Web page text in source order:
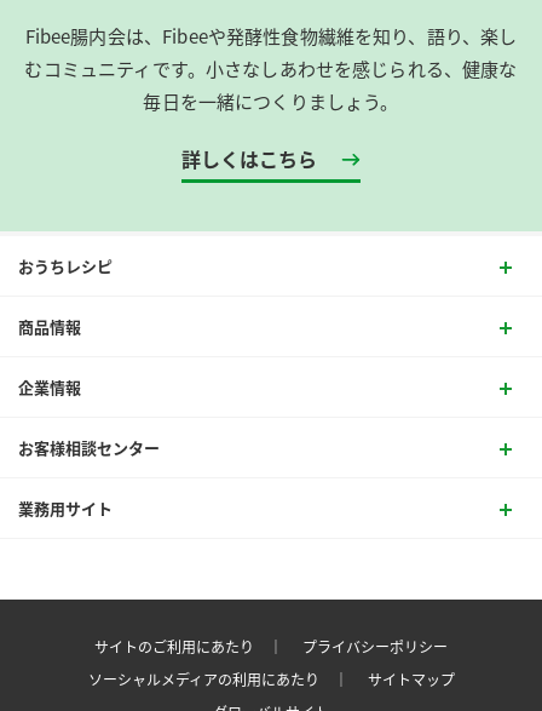
Fibee腸内会は、​Fibeeや発酵性食物繊維を知り、語り、楽し
むコミュニティです。​小さなしあわせを感じられる、健康な
毎日を一緒につくりましょう。
詳しくはこちら
おうちレシピ
商品情報
企業情報
お客様相談センター
業務用サイト
サイトのご利用にあたり ｜
プライバシーポリシー
ソーシャルメディアの利用にあたり ｜
サイトマップ